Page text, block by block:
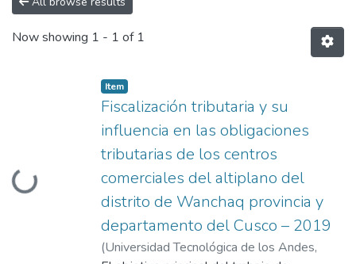
Now showing 1 - 1 of 1
Loading...
Item
Fiscalización tributaria y su
influencia en las obligaciones
tributarias de los centros
comerciales del altiplano del
distrito de Wanchaq provincia y
departamento del Cusco – 2019
(Universidad Tecnológica de los Andes,